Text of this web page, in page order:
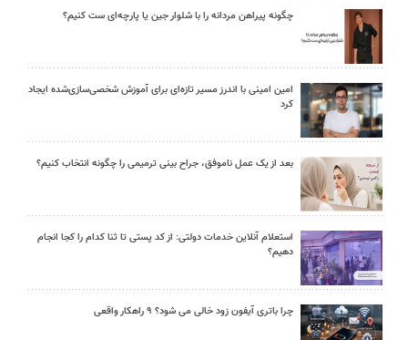
چگونه پیراهن مردانه را با شلوار جین یا پارچه‌ای ست کنیم؟
امین امینی با اندرز مسیر تازه‌ای برای آموزش شخصی‌سازی‌شده ایجاد
کرد
بعد از یک عمل ناموفق، جراح بینی ترمیمی را چگونه انتخاب کنیم؟
استعلام آنلاین خدمات دولتی: از کد پستی تا ثنا کدام را کجا انجام
دهیم؟
چرا باتری آیفون زود خالی می شود؟ ۹ راهکار واقعی